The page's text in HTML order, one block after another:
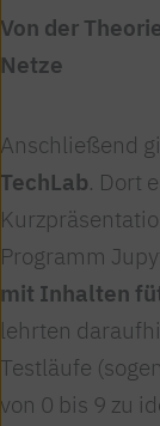
Von der
Netze
Anschließend
TechLab. Dort
Programm
mit Inhalten
lehrten
Testläufe
von 0 bis 9 zu